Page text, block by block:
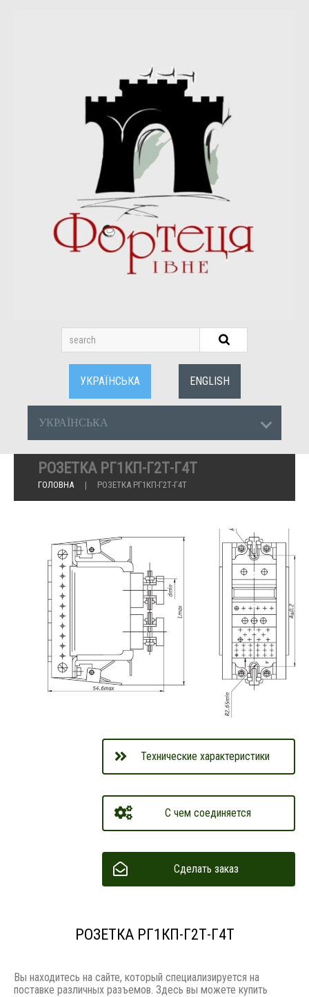
УКРАЇНСЬКА ENGLISH
УКРАЇНСЬКА
РОЗЕТКА РГ1КП-Г2Т-Г4Т
ГОЛОВНА РОЗЕТКА РГ1КП-Г2Т-Г4Т
Технические характеристики
С чем соединяется
Сделать заказ
РОЗЕТКА РГ1КП-Г2Т-Г4Т
Вы находитесь на сайте, который специализируется на
поставке различных разъемов. Здесь вы можете купить